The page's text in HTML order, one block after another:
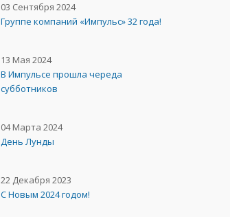
03 Сентября 2024
Группе компаний «Импульс» 32 года!
13 Мая 2024
В Импульсе прошла череда
субботников
04 Марта 2024
День Лунды
22 Декабря 2023
С Новым 2024 годом!